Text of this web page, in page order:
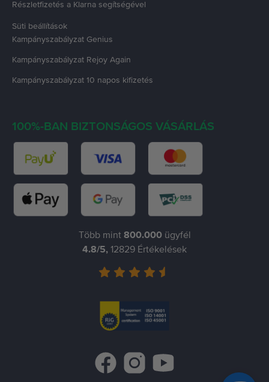
Részletfizetés a Klarna segítségével
Süti beállítások
Kampányszabályzat Genius
Kampányszabályzat Rejoy Again
Kampányszabályzat 10 napos kifizetés
100%-BAN BIZTONSÁGOS VÁSÁRLÁS
Több mint 800.000ügyfél
4.8/5, 12829 Értékelések